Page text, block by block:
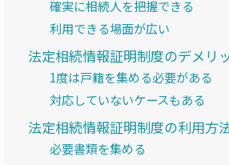
確実に相続人を把握できる
利用できる場面が広い
法定相続情報証明制度のデメリ
1度は戸籍を集める必要がある
対応していないケースもある
法定相続情報証明制度の利用方
必要書類を集める